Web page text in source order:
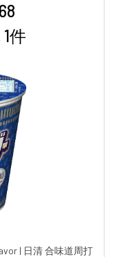
件
| 日清 合味道周打